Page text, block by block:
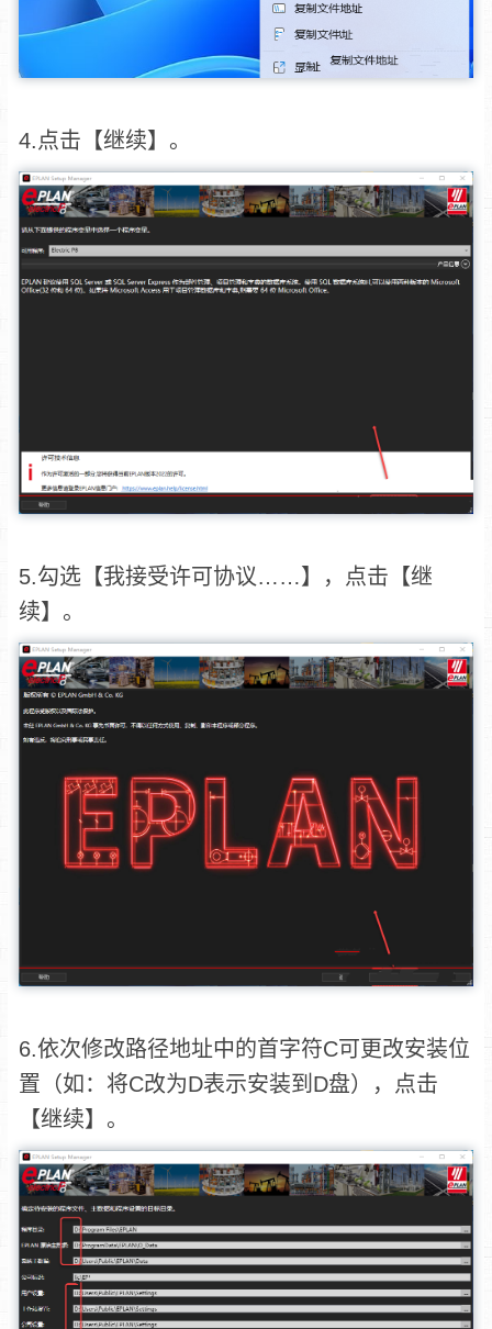
4.点击【继续】。
5.勾选【我接受许可协议……】，点击【继
续】。
6.依次修改路径地址中的首字符C可更改安装位
置（如：将C改为D表示安装到D盘），点击
【继续】。